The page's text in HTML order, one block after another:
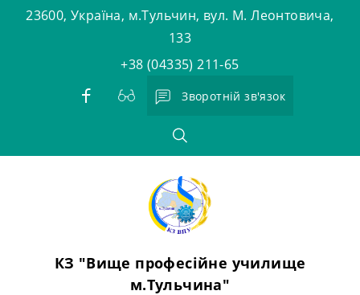
23600, Україна, м.Тульчин, вул. М. Леонтовича,
133
+38 (04335) 211-65
Зворотній зв'язок
КЗ "Вище професійне училище
м.Тульчина"